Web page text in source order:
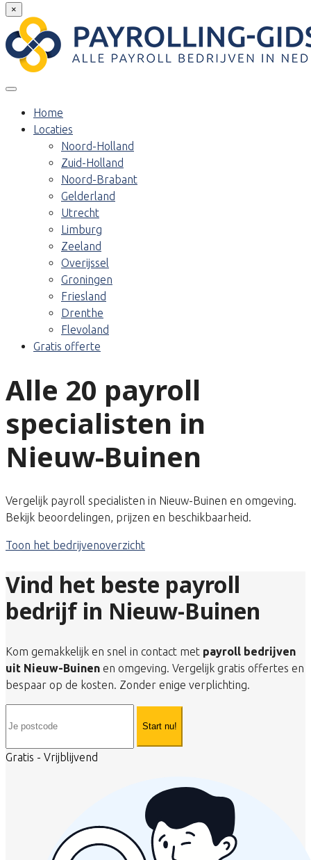
×
Home
Locaties
Noord-Holland
Zuid-Holland
Noord-Brabant
Gelderland
Utrecht
Limburg
Zeeland
Overijssel
Groningen
Friesland
Drenthe
Flevoland
Gratis offerte
Alle 20 payroll
specialisten in
Nieuw-Buinen
Vergelijk payroll specialisten in Nieuw-Buinen en omgeving.
Bekijk beoordelingen, prijzen en beschikbaarheid.
Toon het bedrijvenoverzicht
Vind het beste payroll
bedrijf in Nieuw-Buinen
Kom gemakkelijk en snel in contact met payroll bedrijven
uit Nieuw-Buinen en omgeving. Vergelijk gratis offertes en
bespaar op de kosten. Zonder enige verplichting.
Start nu!
Gratis - Vrijblijvend